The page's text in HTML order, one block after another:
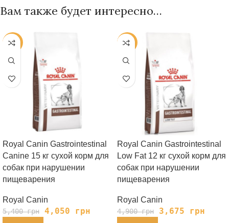
Вам также будет интересно…
-25%
Royal Canin Gastrointestinal
Canine 15 кг сухой корм для
собак при нарушении
пищеварения
Royal Canin
5,400грн 4,050 грн
-25%
Royal Canin Gastrointestinal
Low Fat 12 кг сухой корм для
собак при нарушении
пищеварения
Royal Canin
4,900грн 3,675 грн